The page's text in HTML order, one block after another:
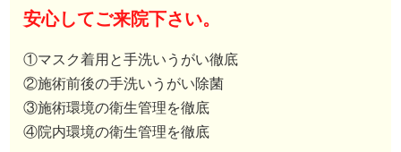
安心してご来院下さい。
①マスク着用と手洗いうがい徹底
②施術前後の手洗いうがい除菌
③施術環境の衛生管理を徹底
④院内環境の衛生管理を徹底